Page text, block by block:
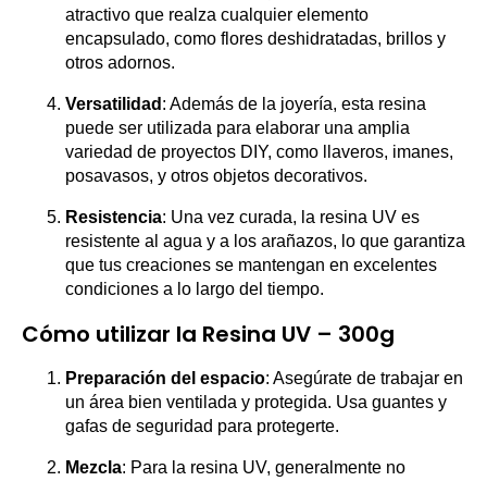
atractivo que realza cualquier elemento
encapsulado, como flores deshidratadas, brillos y
otros adornos.
Versatilidad : Además de la joyería, esta resina
puede ser utilizada para elaborar una amplia
variedad de proyectos DIY, como llaveros, imanes,
posavasos, y otros objetos decorativos.
Resistencia: Una vez curada, la resina UV es
resistente al agua y a los arañazos, lo que garantiza
que tus creaciones se mantengan en excelentes
condiciones a lo largo del tiempo.
Cómo utilizar la Resina UV – 300g
Preparación del espacio: Asegúrate de trabajar en
un área bien ventilada y protegida. Usa guantes y
gafas de seguridad para protegerte.
Mezcla: Para la resina UV, generalmente no